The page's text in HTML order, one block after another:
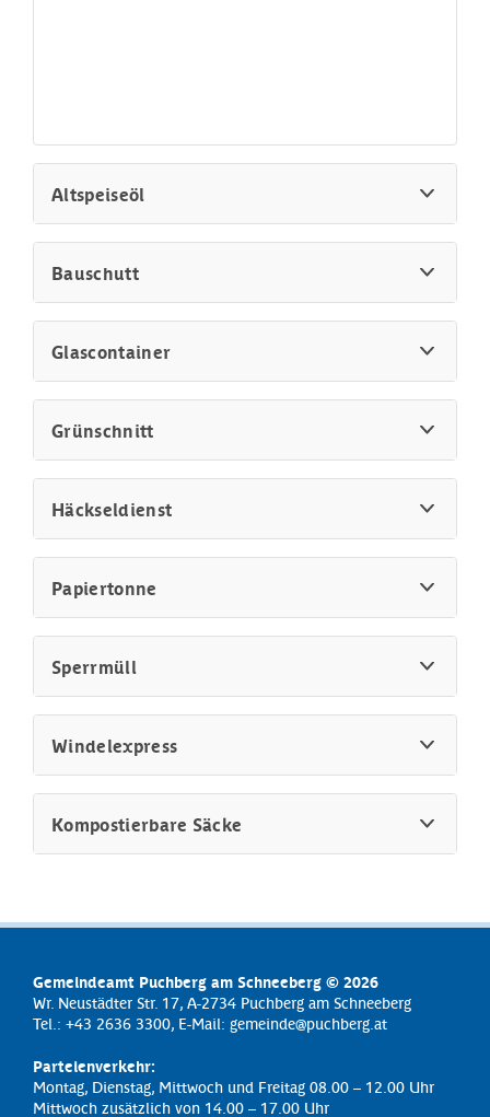
Altspeiseöl
Bauschutt
Glascontainer
Grünschnitt
Häckseldienst
Papiertonne
Sperrmüll
Windelexpress
Kompostierbare Säcke
Gemeindeamt Puchberg am Schneeberg © 2026
Wr. Neustädter Str. 17, A-2734 Puchberg am Schneeberg
Tel.: +43 2636 3300, E-Mail: gemeinde@puchberg.at
Parteienverkehr:
Montag, Dienstag, Mittwoch und Freitag 08.00 – 12.00 Uhr
Mittwoch zusätzlich von 14.00 – 17.00 Uhr